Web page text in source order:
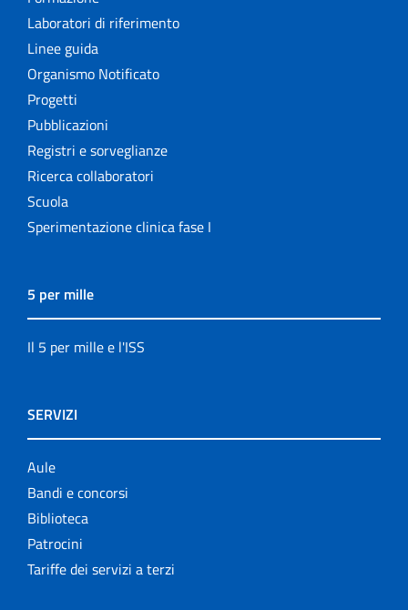
Laboratori di riferimento
Linee guida
Organismo Notificato
Progetti
Pubblicazioni
Registri e sorveglianze
Ricerca collaboratori
Scuola
Sperimentazione clinica fase I
5 per mille
Il 5 per mille e l'ISS
SERVIZI
Aule
Bandi e concorsi
Biblioteca
Patrocini
Tariffe dei servizi a terzi